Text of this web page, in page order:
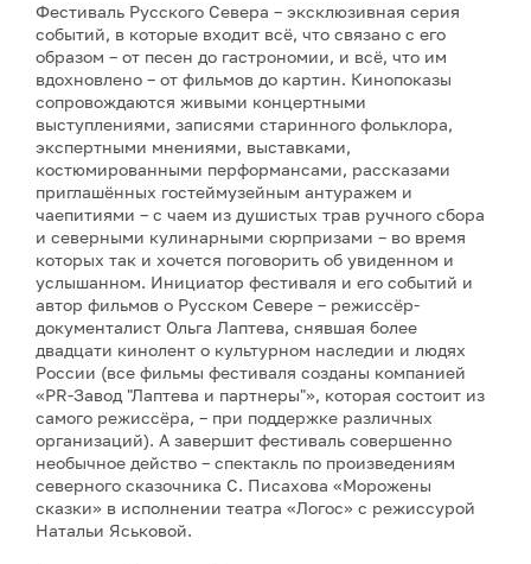
Фестиваль Русского Севера – эксклюзивная серия
событий, в которые входит всё, что связано с его
образом – от песен до гастрономии, и всё, что им
вдохновлено – от фильмов до картин. Кинопоказы
сопровождаются живыми концертными
выступлениями, записями старинного фольклора,
экспертными мнениями, выставками,
костюмированными перформансами, рассказами
приглашённых гостеймузейным антуражем и
чаепитиями – с чаем из душистых трав ручного сбора
и северными кулинарными сюрпризами – во время
которых так и хочется поговорить об увиденном и
услышанном. Инициатор фестиваля и его событий и
автор фильмов о Русском Севере – режиссёр-
документалист Ольга Лаптева, снявшая более
двадцати кинолент о культурном наследии и людях
России (все фильмы фестиваля созданы компанией
«PR-Завод "Лаптева и партнеры"», которая состоит из
самого режиссёра, – при поддержке различных
организаций). А завершит фестиваль совершенно
необычное действо – спектакль по произведениям
северного сказочника С. Писахова «Морожены
сказки» в исполнении театра «Логос» с режиссурой
Натальи Яськовой.